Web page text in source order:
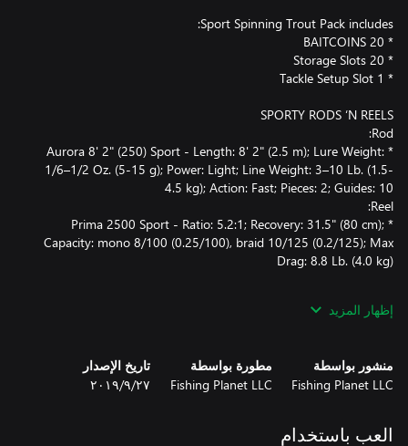
* Aurora 8' 2" (250) Sport - Length: 8' 2" (2.5 m); Lure Weight:
1/6–1/2 Oz. (5-15 g); Power: Light; Line Weight: 3–10 Lb. (1.5-
* Prima 2500 Sport - Ratio: 5.2:1; Recovery: 31.5" (80 cm);
Capacity: mono 8/100 (0.25/100), braid 10/125 (0.2/125); Max
* Line: Fluoro .011" (0.28 mm) - Length: 1000 yd (1000 m); Test:
* Jig Heads: Barbless JigHead 1/6 Oz. (5 g), #1/0; Barbless
إظهار المزيد
منشور بواسطة
Fishing Planet LLC
مطورة بواسطة
Fishing Planet LLC
تاريخ الإصدار
٢٧‏/٩‏/٢٠١٩
العب باستخدام